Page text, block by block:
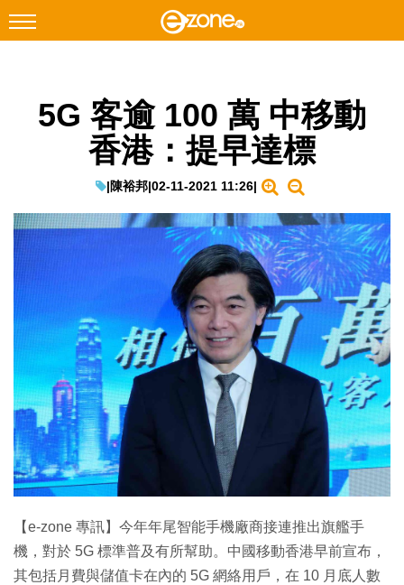
Facebook Instagram
遊戲動漫
教學評測
EduTech
IT Times
生成式AI與雲端應用
Enterprise Digital Transformation
特集
5G 客逾 100 萬 中移動
香港：提早達標
|陳裕邦|02-11-2021 11:26|
【e-zone 專訊】今年年尾智能手機廠商接連推出旗艦手
機，對於 5G 標準普及有所幫助。中國移動香港早前宣布，
其包括月費與儲值卡在內的 5G 網絡用戶，在 10 月底人數